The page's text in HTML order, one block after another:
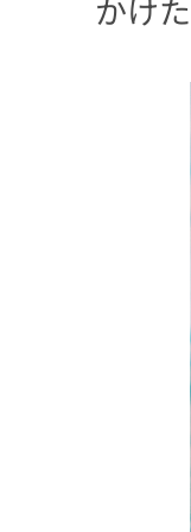
かけ